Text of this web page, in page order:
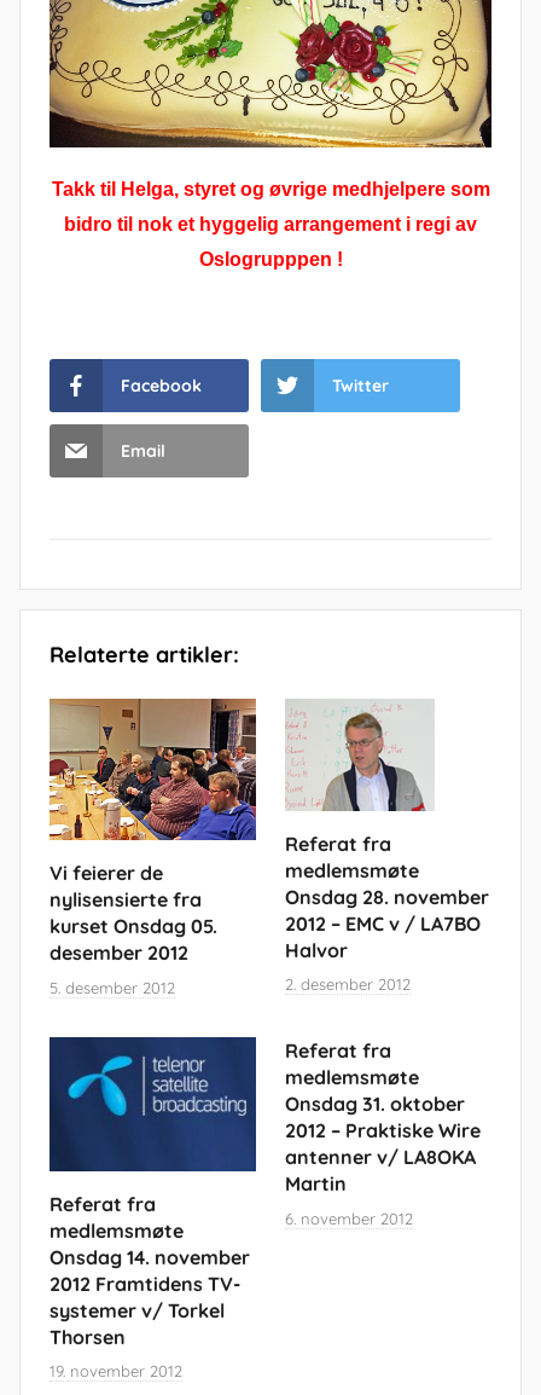
Takk til Helga, styret og øvrige medhjelpere som
bidro til nok et hyggelig arrangement i regi av
Oslogrupppen !
Facebook Twitter
Email
Relaterte artikler:
Vi feierer de
nylisensierte fra
kurset Onsdag 05.
desember 2012
5. desember 2012
Referat fra
medlemsmøte
Onsdag 28. november
2012 – EMC v / LA7BO
Halvor
2. desember 2012
Referat fra
medlemsmøte
Onsdag 14. november
2012 Framtidens TV-
systemer v/ Torkel
Thorsen
19. november 2012
Referat fra
medlemsmøte
Onsdag 31. oktober
2012 – Praktiske Wire
antenner v/ LA8OKA
Martin
6. november 2012